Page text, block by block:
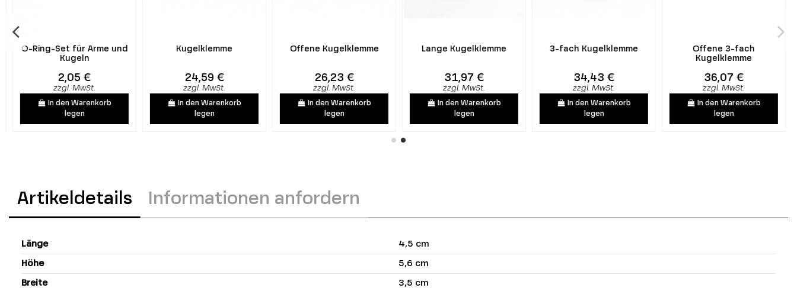
O-Ring-Set für Arme und
Kugeln
2,05 €
zzgl. MwSt.
In den Warenkorb
legen
Kugelklemme
24,59 €
zzgl. MwSt.
In den Warenkorb
legen
Offene Kugelklemme
26,23 €
zzgl. MwSt.
In den Warenkorb
legen
Lange Kugelklemme
31,97 €
zzgl. MwSt.
In den Warenkorb
legen
3-fach Kugelklemme
34,43 €
zzgl. MwSt.
In den Warenkorb
legen
Offene 3-fach
Kugelklemme
36,07 €
zzgl. MwSt.
In den Warenkorb
legen
Artikeldetails Informationen anfordern
Länge 4,5 cm
Höhe 5,6 cm
Breite 3,5 cm